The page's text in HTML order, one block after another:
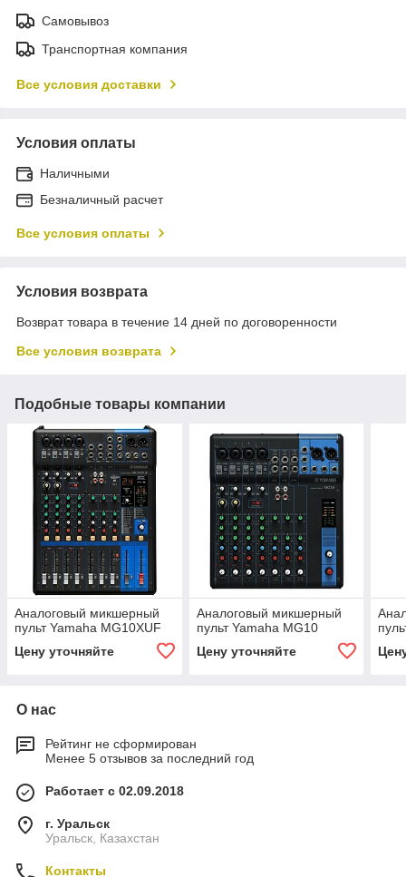
Самовывоз
Транспортная компания
Все условия доставки
Условия оплаты
Наличными
Безналичный расчет
Все условия оплаты
Условия возврата
Возврат товара в течение 14 дней по договоренности
Все условия возврата
Подобные товары компании
Аналоговый микшерный
пульт Yamaha MG10XUF
Цену уточняйте
Аналоговый микшерный
пульт Yamaha MG10
Цену уточняйте
О нас
Рейтинг не сформирован
Менее 5 отзывов за последний год
Работает с 02.09.2018
г. Уральск
Уральск, Казахстан
Контакты